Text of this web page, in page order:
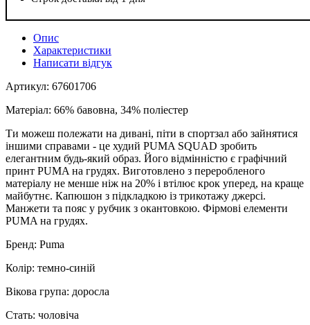
Опис
Характеристики
Написати відгук
Артикул: 67601706
Матеріал: 66% бавовна, 34% поліестер
Ти можеш полежати на дивані, піти в спортзал або зайнятися
іншими справами - це худий PUMA SQUAD зробить
елегантним будь-який образ. Його відмінністю є графічний
принт PUMA на грудях. Виготовлено з переробленого
матеріалу не менше ніж на 20% і втілює крок уперед, на краще
майбутнє. Капюшон з підкладкою із трикотажу джерсі.
Манжети та пояс у рубчик з окантовкою. Фірмові елементи
PUMA на грудях.
Бренд: Puma
Колір: темно-синій
Вікова група: доросла
Стать: чоловіча